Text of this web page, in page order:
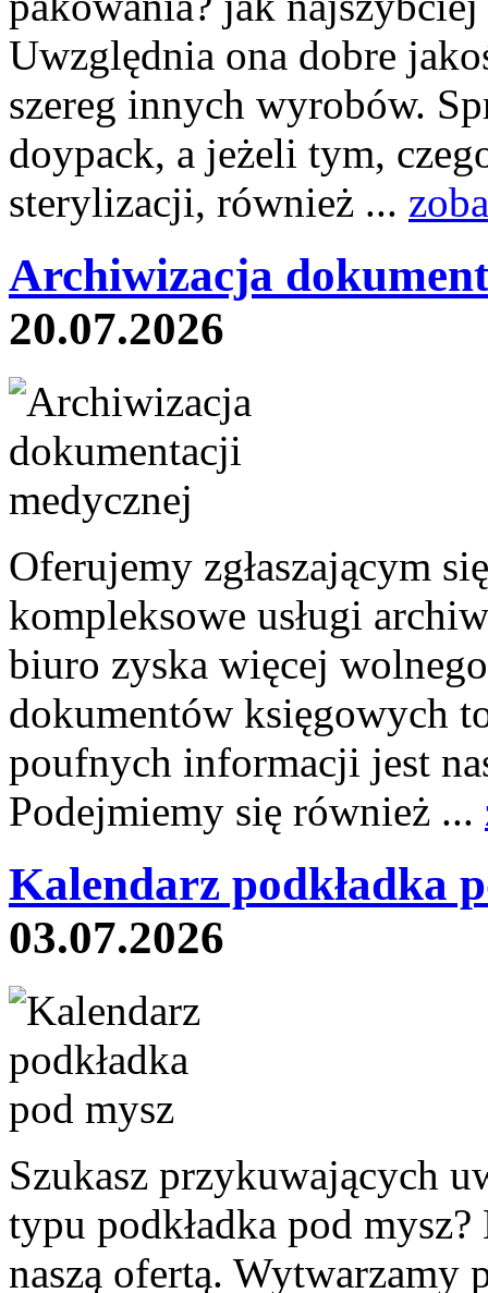
Uwzględnia ona dobre
szereg innych wyrobów.
doypack, a jeżeli tym,
sterylizacji, również ...
Archiwizacja
20.07.2026
Oferujemy zgłaszającym
kompleksowe usługi
biuro zyska więcej
dokumentów księgowych
poufnych informacji jest
Podejmiemy się również ...
Kalendarz podkładka
03.07.2026
Szukasz przykuwających
typu podkładka pod
naszą ofertą. Wytwarzamy